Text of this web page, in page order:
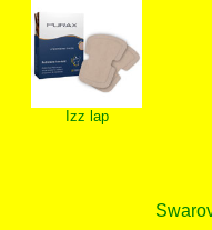
Izz lap